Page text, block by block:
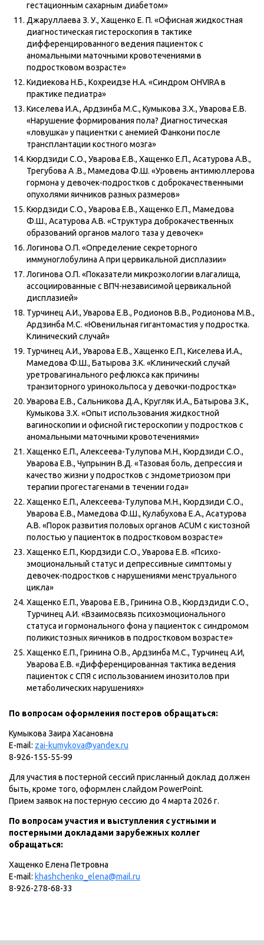
гестационным сахарным диабетом»
Джаруллаева З. У., Хащенко Е. П. «Офисная жидкостная
диагностическая гистероскопия в тактике
дифференцированного ведения пациенток с
аномальными маточными кровотечениями в
подростковом возрасте»
Кидиекова Н.Б., Кохреидзе Н.А. «Синдром OHVIRA в
практике педиатра»
Киселева И.А., Ардзинба М.С., Кумыкова З.Х., Уварова Е.В.
«Нарушение формирования пола? Диагностическая
«ловушка» у пациентки с анемией Фанкони после
трансплантации костного мозга»
Кюрдзиди С.О., Уварова Е.В., Хащенко Е.П., Асатурова А.В.,
Трегубова А .В., Мамедова Ф.Ш. «Уровень антимюллерова
гормона у девочек-подростков с доброкачественными
опухолями яичников разных размеров»
Кюрдзиди С.О., Уварова Е.В., Хащенко Е.П., Мамедова
Ф.Ш., Асатурова А.В. «Структура доброкачественных
образований органов малого таза у девочек»
Логинова О.П. «Определение секреторного
иммуноглобулина А при цервикальной дисплазии»
Логинова О.П. «Показатели микроэкологии влагалища,
ассоциированные с ВПЧ-независимой цервикальной
дисплазией»
Турчинец А.И., Уварова Е.В., Родионов В.В., Родионова М.В.,
Ардзинба М.С. «Ювенильная гигантомастия у подростка.
Клинический случай»
Турчинец А.И., Уварова Е.В., Хащенко Е.П., Киселева И.А.,
Мамедова Ф.Ш., Батырова З.К. «Клинический случай
уретровагинального рефлюкса как причины
транзиторного уринокольпоса у девочки-подростка»
Уварова Е.В., Сальникова Д.А., Кругляк И.А., Батырова З.К.,
Кумыкова З.Х. «Опыт использования жидкостной
вагиноскопии и офисной гистероскопии у подростков с
аномальными маточными кровотечениями»
Хащенко Е.П., Алексеева-Тулупова М.Н., Кюрдзиди С.О.,
Уварова Е.В., Чупрынин В.Д. «Тазовая боль, депрессия и
качество жизни у подростков с эндометриозом при
терапии прогестагенами в течении года»
Хащенко Е.П., Алексеева-Тулупова М.Н., Кюрдзиди С.О.,
Уварова Е.В., Мамедова Ф.Ш., Кулабухова Е.А., Асатурова
А.В. «Порок развития половых органов ACUM с кистозной
полостью у пациенток в подростковом возрасте»
Хащенко Е.П., Кюрдзиди С.О., Уварова Е.В. «Психо-
эмоциональный статус и депрессивные симптомы у
девочек-подростков с нарушениями менструального
цикла»
Хащенко Е.П., Уварова Е.В., Гринина О.В., Кюрдздиди С.О.,
Турчинец А.И. «Взаимосвязь психоэмоционального
статуса и гормонального фона у пациенток с синдромом
поликистозных яичников в подростковом возрасте»
Хащенко Е.П., Гринина О.В., Ардзинба М.С., Турчинец А.И,
Уварова Е.В. «Дифференцированная тактика ведения
пациенток с СПЯ с использованием инозитолов при
метаболических нарушениях»
По вопросам оформления постеров обращаться:
Кумыкова Заира Хасановна
E-mail: zai-kumykova@yandex.ru
8-926-155-55-99
Для участия в постерной сессий присланный доклад должен
быть, кроме того, оформлен слайдом PowerPoint.
Прием заявок на постерную сессию до 4 марта 2026 г.
По вопросам участия и выступления с устными и
постерными докладами зарубежных коллег
обращаться:
Хащенко Елена Петровна
E-mail: khashchenko_elena@mail.ru
8-926-278-68-33